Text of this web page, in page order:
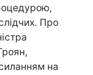
Про
на